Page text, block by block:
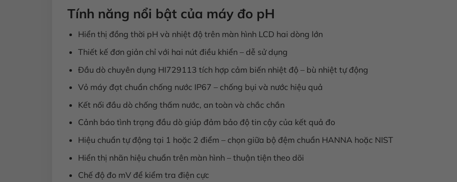
Tính năng nổi bật của máy đo pH
Hiển thị đồng thời pH và nhiệt độ trên màn hình LCD hai dòng lớn
Thiết kế đơn giản chỉ với hai nút điều khiển – dễ sử dụng
Đầu dò chuyên dụng HI729113 tích hợp cảm biến nhiệt độ – bù nhiệt tự động
Vỏ máy đạt chuẩn chống nước IP67 – chống bụi và nước hiệu quả
Kết nối đầu dò chống thấm nước, an toàn và chắc chắn
Cảnh báo tình trạng đầu dò giúp đảm bảo độ tin cậy của kết quả đo
Hiệu chuẩn tự động tại 1 hoặc 2 điểm – chọn giữa bộ đệm chuẩn HANNA hoặc NIST
Hiển thị nhãn hiệu chuẩn trên màn hình – thuận tiện theo dõi
Chế độ đo mV để kiểm tra điện cực